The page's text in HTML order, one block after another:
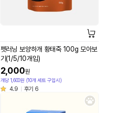
펫러닝 보양하개 황태죽 100g 모아보
기(1/5/10개입)
2,000원
개당 1,600원 (10개 세트 구입시)
4.9 후기 6